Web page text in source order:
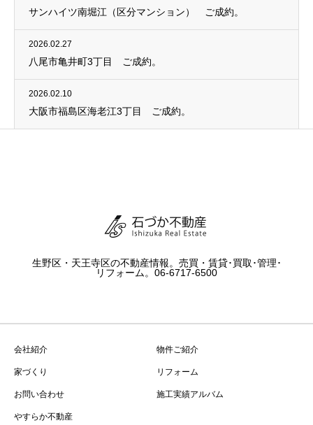
サンハイツ南堀江（区分マンション） ご成約。
2026.02.27
八尾市亀井町3丁目 ご成約。
2026.02.10
大阪市福島区海老江3丁目 ご成約。
生野区・天王寺区の不動産情報。売買・賃貸･買取･管理･
リフォーム。06-6717-6500
会社紹介 物件ご紹介
家づくり リフォーム
お問い合わせ 施工実績アルバム
やすらか不動産